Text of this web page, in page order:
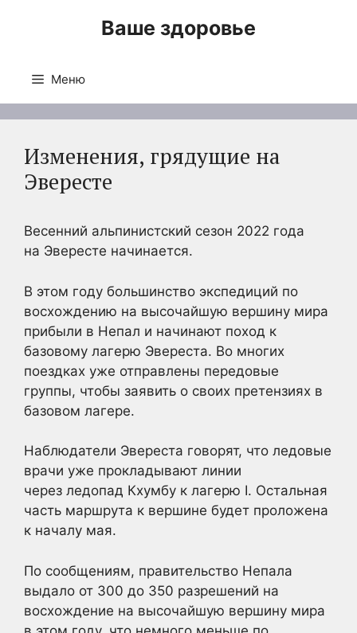
Ваше здоровье
Меню
Изменения, грядущие на
Эвересте
Весенний альпинистский сезон 2022 года
на Эвересте начинается.
В этом году большинство экспедиций по
восхождению на высочайшую вершину мира
прибыли в Непал и начинают поход к
базовому лагерю Эвереста. Во многих
поездках уже отправлены передовые
группы, чтобы заявить о своих претензиях в
базовом лагере.
Наблюдатели Эвереста говорят, что ледовые
врачи уже прокладывают линии
через ледопад Кхумбу к лагерю I. Остальная
часть маршрута к вершине будет проложена
к началу мая.
По сообщениям, правительство Непала
выдало от 300 до 350 разрешений на
восхождение на высочайшую вершину мира